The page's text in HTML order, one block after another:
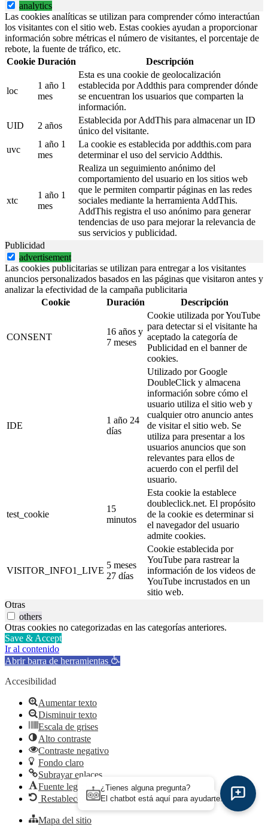
analytics
Las cookies analíticas se utilizan para comprender cómo interactúan
los visitantes con el sitio web. Estas cookies ayudan a proporcionar
información sobre métricas el número de visitantes, el porcentaje de
rebote, la fuente de tráfico, etc.
Cookie Duración Descripción
loc
1 año 1
mes
Esta es una cookie de geolocalización
establecida por Addthis para comprender dónde
se encuentran los usuarios que comparten la
información.
UID
2 años
Establecida por AddThis para almacenar un ID
único del visitante.
uvc
1 año 1
mes
La cookie es establecida por addthis.com para
determinar el uso del servicio Addthis.
xtc
1 año 1
mes
Realiza un seguimiento anónimo del
comportamiento del usuario en los sitios web
que le permiten compartir páginas en las redes
sociales mediante la herramienta AddThis.
AddThis registra el uso anónimo para generar
tendencias de uso para mejorar la relevancia de
sus servicios y publicidad.
Publicidad
advertisement
Las cookies publicitarias se utilizan para entregar a los visitantes
anuncios personalizados basados en las páginas que visitaron antes y
analizar la efectividad de la campaña publicitaria
Cookie
Duración Descripción
CONSENT
16 años y
7 meses
Cookie utilizada por YouTube
para detectar si el visitante ha
aceptado la categoría de
Publicidad en el banner de
cookies.
IDE
1 año 24
días
Utilizado por Google
DoubleClick y almacena
información sobre cómo el
usuario utiliza el sitio web y
cualquier otro anuncio antes
de visitar el sitio web. Se
utiliza para presentar a los
usuarios anuncios que son
relevantes para ellos de
acuerdo con el perfil del
usuario.
test_cookie
15
minutos
Esta cookie la establece
doubleclick.net. El propósito
de la cookie es determinar si
el navegador del usuario
admite cookies.
VISITOR_INFO1_LIVE
5 meses
27 días
Cookie establecida por
YouTube para rastrear la
información de los videos de
YouTube incrustados en un
sitio web.
Otras
others
Otras cookies no categorizadas en las categorías anteriores.
Save & Accept
Ir al contenido
Abrir barra de herramientas
Accesibilidad
Aumentar texto
Disminuir texto
Escala de grises
Alto contraste
Contraste negativo
Fondo claro
Subrayar enlaces
Fuente legible
Restablecer
Mapa del sitio
¿Tienes alguna pregunta?
El chatbot está aquí para ayudarte.